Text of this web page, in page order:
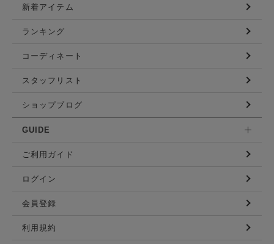
新着アイテム
ランキング
コーディネート
スタッフリスト
ショップブログ
GUIDE
ご利用ガイド
ログイン
会員登録
利用規約